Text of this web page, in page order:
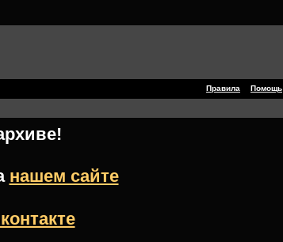
Правила Помощь
нашем сайте